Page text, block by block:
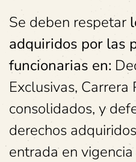
Se deben respetar
adquiridos por las
funcionarias en:
Exclusivas,
consolidados, y
derechos
entrada en